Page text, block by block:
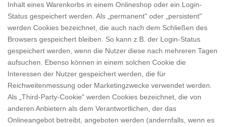
Inhalt eines Warenkorbs in einem Onlineshop oder ein Login-
Status gespeichert werden. Als „permanent" oder „persistent"
werden Cookies bezeichnet, die auch nach dem Schließen des
Browsers gespeichert bleiben. So kann z.B. der Login-Status
gespeichert werden, wenn die Nutzer diese nach mehreren Tagen
aufsuchen. Ebenso können in einem solchen Cookie die
Interessen der Nutzer gespeichert werden, die für
Reichweitenmessung oder Marketingzwecke verwendet werden.
Als „Third-Party-Cookie" werden Cookies bezeichnet, die von
anderen Anbietern als dem Verantwortlichen, der das
Onlineangebot betreibt, angeboten werden (andernfalls, wenn es